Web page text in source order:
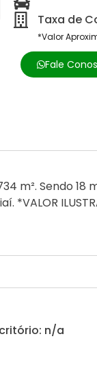
Taxa de
*Valor
Fale
m². Sendo 18
*VALOR
n/a